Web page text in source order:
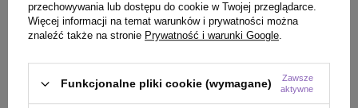
przechowywania lub dostępu do cookie w Twojej przeglądarce.
Więcej informacji na temat warunków i prywatności można
znaleźć także na stronie Prywatność i warunki Google.
Funkcjonalne pliki cookie (wymagane)
Zawsze
aktywne